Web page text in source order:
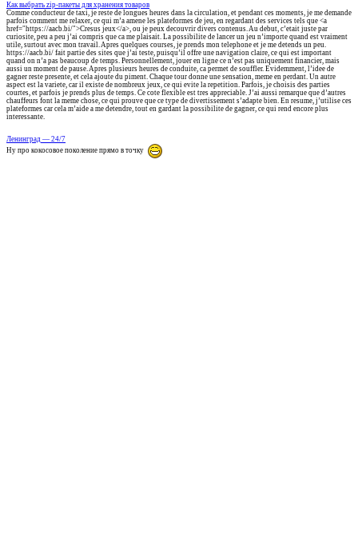
Как выбрать zip-пакеты для хранения товаров
Comme conducteur de taxi, je reste de longues heures dans la circulation, et pendant ces moments, je me demande
parfois comment me relaxer, ce qui m’a amene les plateformes de jeu, en regardant des services tels que <a
href="https://aacb.bi/">Cresus jeux</a>, ou je peux decouvrir divers contenus. Au debut, c’etait juste par
curiosite, peu a peu j’ai compris que ca me plaisait. La possibilite de lancer un jeu n’importe quand est vraiment
utile, surtout avec mon travail. Apres quelques courses, je prends mon telephone et je me detends un peu.
https://aacb.bi/ fait partie des sites que j’ai teste, puisqu’il offre une navigation claire, ce qui est important
quand on n’a pas beaucoup de temps. Personnellement, jouer en ligne ce n’est pas uniquement financier, mais
aussi un moment de pause. Apres plusieurs heures de conduite, ca permet de souffler. Evidemment, l’idee de
gagner reste presente, et cela ajoute du piment. Chaque tour donne une sensation, meme en perdant. Un autre
aspect est la variete, car il existe de nombreux jeux, ce qui evite la repetition. Parfois, je choisis des parties
courtes, et parfois je prends plus de temps. Ce cote flexible est tres appreciable. J’ai aussi remarque que d’autres
chauffeurs font la meme chose, ce qui prouve que ce type de divertissement s’adapte bien. En resume, j’utilise ces
plateformes car cela m’aide a me detendre, tout en gardant la possibilite de gagner, ce qui rend encore plus
interessante.
Ленинград — 24/7
Ну про кокосовое поколение прямо в точку